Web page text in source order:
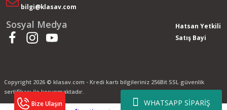
WHATSAPP SİPARİŞ
bilgi@klasav.com
Sosyal Medya
Hatsan Yetkili
Satış Bayi
Copyright 2026 © klasav.com - Kredi kartı bilgileriniz 256Bit SSL güvenlik
sertifikası ile korunmaktadır.
Bize Ulaşın